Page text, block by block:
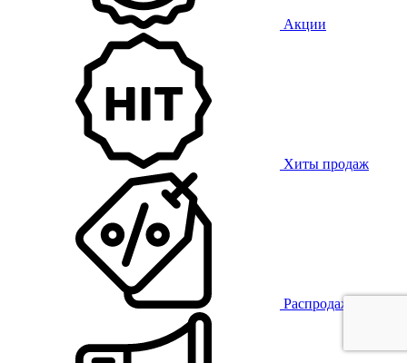
Акции
Хиты продаж
Распродажа